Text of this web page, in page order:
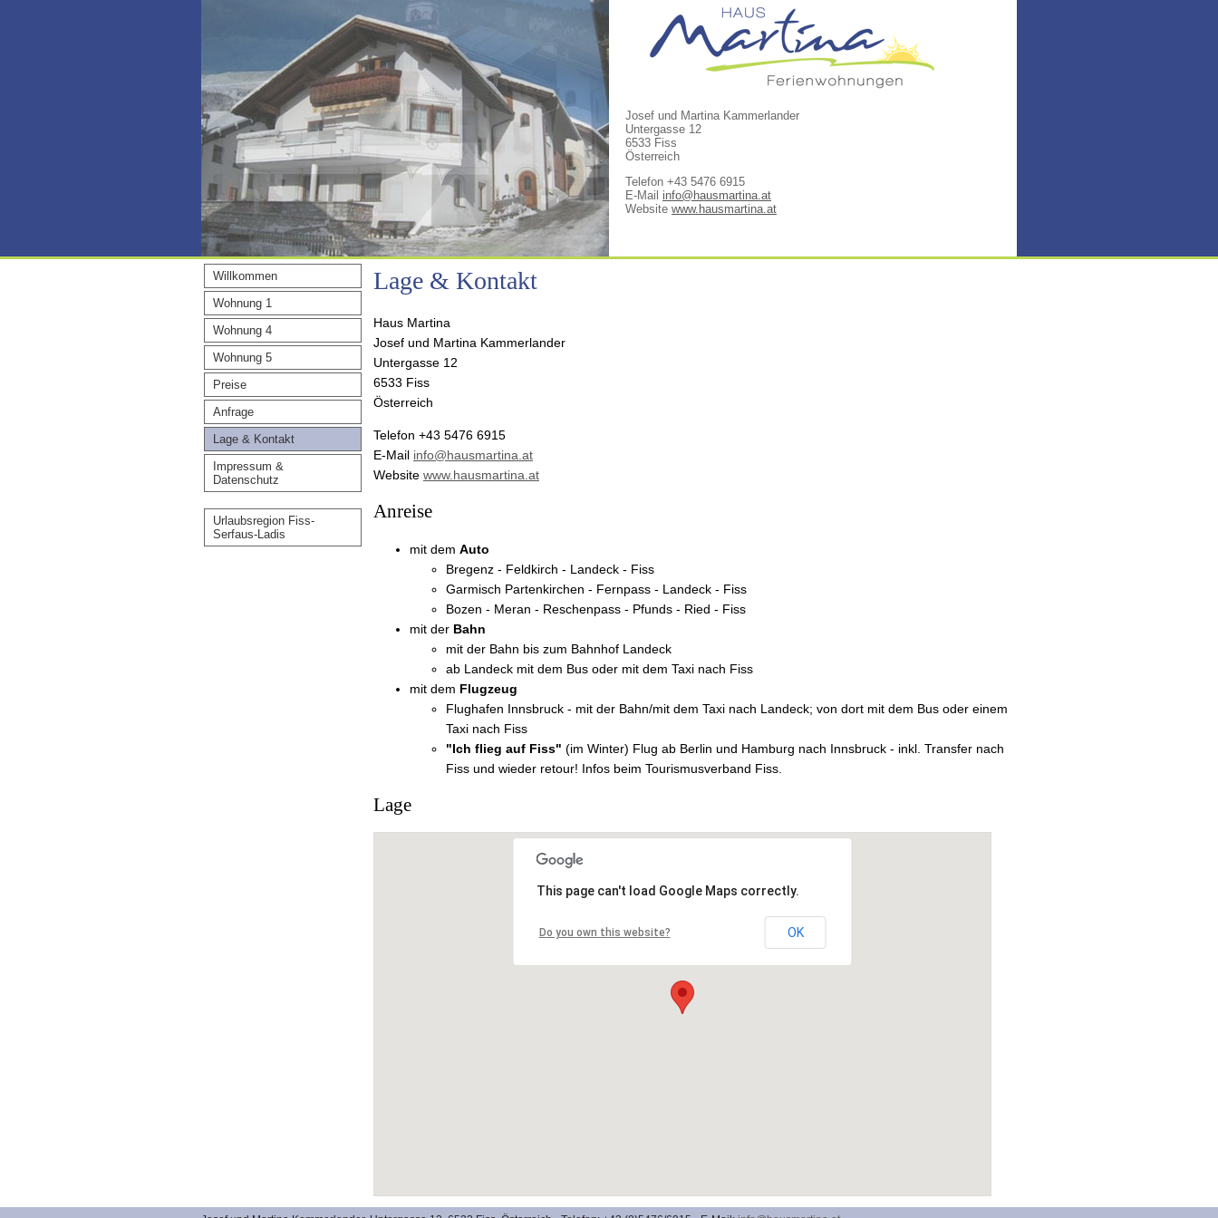
Josef und Martina Kammerlander
Untergasse 12
6533 Fiss
Österreich
Telefon +43 5476 6915
E-Mail info@hausmartina.at
Website www.hausmartina.at
Willkommen
Wohnung 1
Wohnung 4
Wohnung 5
Preise
Anfrage
Lage & Kontakt
Impressum &
Datenschutz
Urlaubsregion Fiss-
Serfaus-Ladis
Lage & Kontakt
Haus Martina
Josef und Martina Kammerlander
Untergasse 12
6533 Fiss
Österreich
Telefon +43 5476 6915
E-Mail info@hausmartina.at
Website www.hausmartina.at
Anreise
mit dem Auto
Bregenz - Feldkirch - Landeck - Fiss
Garmisch Partenkirchen - Fernpass - Landeck - Fiss
Bozen - Meran - Reschenpass - Pfunds - Ried - Fiss
mit der Bahn
mit der Bahn bis zum Bahnhof Landeck
ab Landeck mit dem Bus oder mit dem Taxi nach Fiss
mit dem Flugzeug
Flughafen Innsbruck - mit der Bahn/mit dem Taxi nach Landeck; von dort mit dem Bus oder einem
Taxi nach Fiss
"Ich flieg auf Fiss" (im Winter) Flug ab Berlin und Hamburg nach Innsbruck - inkl. Transfer nach
Fiss und wieder retour! Infos beim Tourismusverband Fiss.
Lage
This page can't load Google Maps correctly.
Do you own this website? OK